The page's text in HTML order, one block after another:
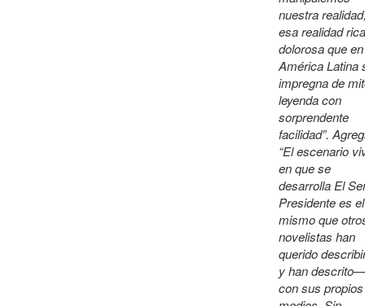
nuestra
esa realidad
dolorosa que en
América Latina
impregna de
leyenda con
sorprendente
facilidad”.
“El escenario
en que se
desarrolla El
Presidente es el
mismo que
novelistas han
querido
y han descrito—
con sus propios